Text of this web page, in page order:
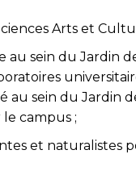
Arts et
sein du Jardin
sein du Jardin
campus ;
et